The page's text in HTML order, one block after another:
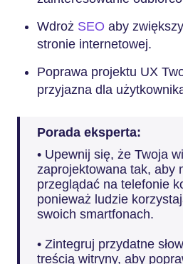
Wdroż SEO aby
stronie internetowej.
Poprawa projektu UX
przyjazna dla
Porada eksperta:
• Upewnij się, że Twoja
zaprojektowana tak, aby
przeglądać na telefonie
ponieważ ludzie
swoich smartfonach.
• Zintegruj przydatne
treścią witryny, aby